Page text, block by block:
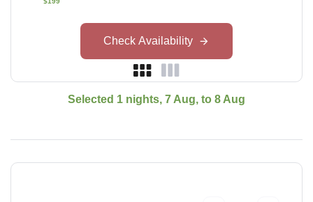
Check Availability
Selected 1 nights, 7 Aug, to 8 Aug